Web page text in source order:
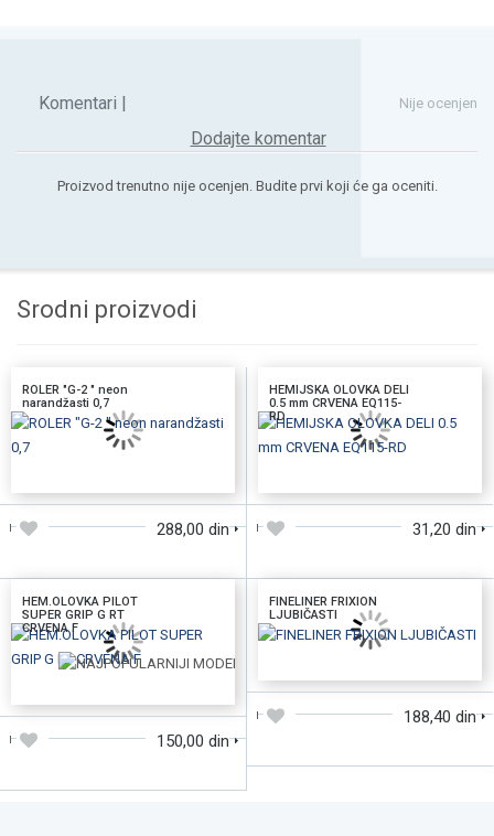
Nije ocenjen
Komentari |
Dodajte komentar
Proizvod trenutno nije ocenjen. Budite prvi koji će ga oceniti.
Srodni proizvodi
ROLER "G-2 " neon
narandžasti 0,7
288,00 din
HEMIJSKA OLOVKA DELI
0.5 mm CRVENA EQ115-
RD
31,20 din
HEM.OLOVKA PILOT
SUPER GRIP G RT
CRVENA F
150,00 din
FINELINER FRIXION
LJUBIČASTI
188,40 din